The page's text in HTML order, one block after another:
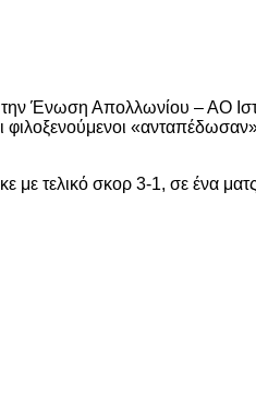
Ένωση Απολλωνίου – ΑΟ
με τελικό σκορ 3-1, σε ένα